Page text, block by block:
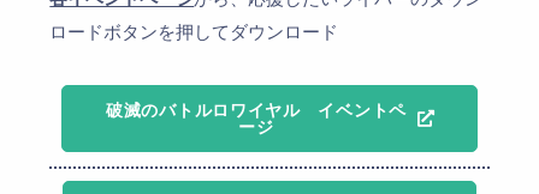
ロードボタンを押してダウンロード
破滅のバトルロワイヤル イベントペ
ージ